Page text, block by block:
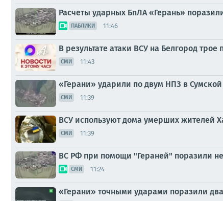
Расчеты ударных БпЛА «Герань»
ПАБЛИКИ 11:46
В результате атаки ВСУ на Белгород
СМИ 11:43
«Герани» ударили по двум НПЗ в Сумской
СМИ 11:39
ВСУ используют дома умерших жителей
СМИ 11:39
ВС РФ при помощи "Гераней" поразили
СМИ 11:24
«Герани» точными ударами поразили